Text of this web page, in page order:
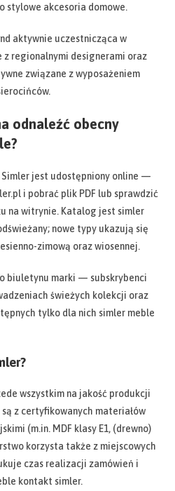
stylowe akcesoria domowe.
aktywnie uczestnicząca w
regionalnymi designerami oraz
związane z wyposażeniem
odnaleźć obecny
jest udostępniony online —
i pobrać plik PDF lub sprawdzić
na witrynie. Katalog jest simler
nowe typy ukazują się
zimową oraz wiosennej.
biuletynu marki — subskrybenci
świeżych kolekcji oraz
tylko dla nich simler meble
wszystkim na jakość produkcji
z certyfikowanych materiałów
(m.in. MDF klasy E1, (drewno)
korzysta także z miejscowych
czas realizacji zamówień i
kontakt simler.